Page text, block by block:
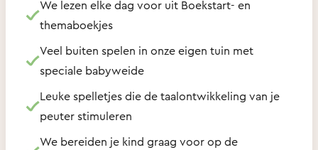
We lezen elke dag voor uit Boekstart- en
themaboekjes
Veel buiten spelen in onze eigen tuin met
speciale babyweide
Leuke spelletjes die de taalontwikkeling van je
peuter stimuleren
We bereiden je kind graag voor op de